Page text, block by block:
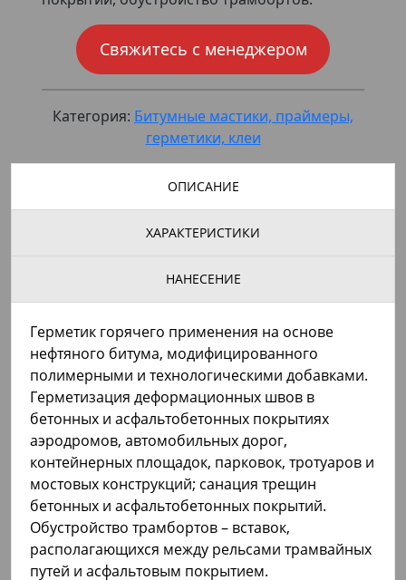
Свяжитесь с менеджером
Категория: Битумные мастики, праймеры,
герметики, клеи
ОПИСАНИЕ
ХАРАКТЕРИСТИКИ
НАНЕСЕНИЕ
Герметик горячего применения на основе
нефтяного битума, модифицированного
полимерными и технологическими добавками.
Герметизация деформационных швов в
бетонных и асфальтобетонных покрытиях
аэродромов, автомобильных дорог,
контейнерных площадок, парковок, тротуаров и
мостовых конструкций; санация трещин
бетонных и асфальтобетонных покрытий.
Обустройство трамбортов – вставок,
располагающихся между рельсами трамвайных
путей и асфальтовым покрытием.